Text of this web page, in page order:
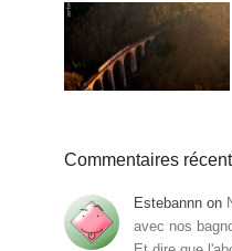
Commentaires
Estebannn on
avec nos